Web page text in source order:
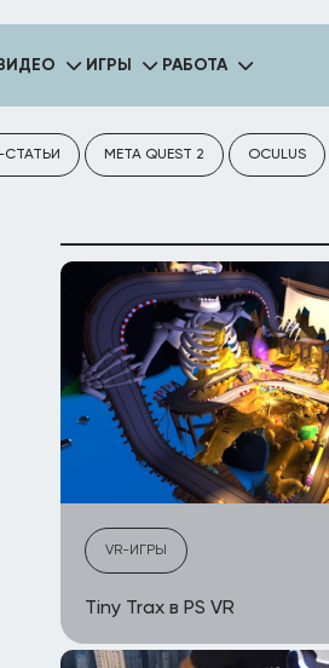
ИГРЫ РАБОТА
СТАТЬИ META QUEST 2 OCULUS
VR-ИГРЫ
Tiny Trax в PS VR